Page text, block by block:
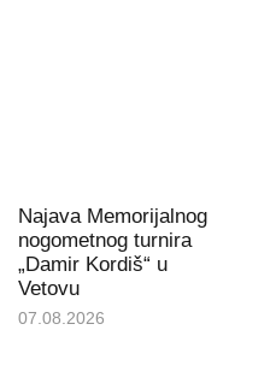
Najava Memorijalnog
nogometnog turnira
„Damir Kordiš“ u
Vetovu
07.08.2026